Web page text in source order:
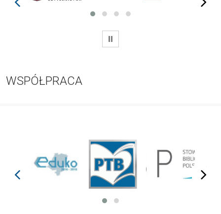
WSTRZYMAJ
WSPÓŁPRACA
next